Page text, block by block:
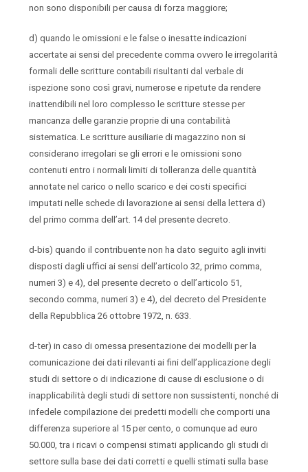
non sono disponibili per causa di forza maggiore;
d) quando le omissioni e le false o inesatte indicazioni
accertate ai sensi del precedente comma ovvero le irregolarità
formali delle scritture contabili risultanti dal verbale di
ispezione sono così gravi, numerose e ripetute da rendere
inattendibili nel loro complesso le scritture stesse per
mancanza delle garanzie proprie di una contabilità
sistematica. Le scritture ausiliarie di magazzino non si
considerano irregolari se gli errori e le omissioni sono
contenuti entro i normali limiti di tolleranza delle quantità
annotate nel carico o nello scarico e dei costi specifici
imputati nelle schede di lavorazione ai sensi della lettera d)
del primo comma dell’art. 14 del presente decreto.
d-bis) quando il contribuente non ha dato seguito agli inviti
disposti dagli uffici ai sensi dell’articolo 32, primo comma,
numeri 3) e 4), del presente decreto o dell’articolo 51,
secondo comma, numeri 3) e 4), del decreto del Presidente
della Repubblica 26 ottobre 1972, n. 633.
d-ter) in caso di omessa presentazione dei modelli per la
comunicazione dei dati rilevanti ai fini dell’applicazione degli
studi di settore o di indicazione di cause di esclusione o di
inapplicabilità degli studi di settore non sussistenti, nonché di
infedele compilazione dei predetti modelli che comporti una
differenza superiore al 15 per cento, o comunque ad euro
50.000, tra i ricavi o compensi stimati applicando gli studi di
settore sulla base dei dati corretti e quelli stimati sulla base